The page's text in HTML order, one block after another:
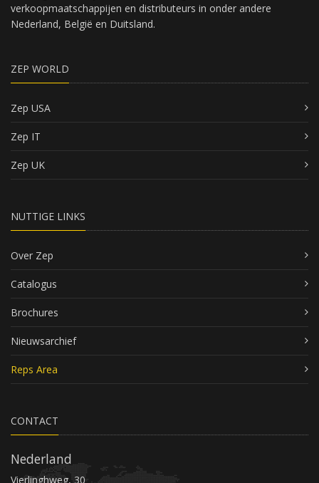
verkoopmaatschappijen en distributeurs in onder andere
Nederland, België en Duitsland.
ZEP WORLD
Zep USA
Zep IT
Zep UK
NUTTIGE LINKS
Over Zep
Catalogus
Brochures
Nieuwsarchief
Reps Area
CONTACT
Nederland
Vierlinghweg, 30